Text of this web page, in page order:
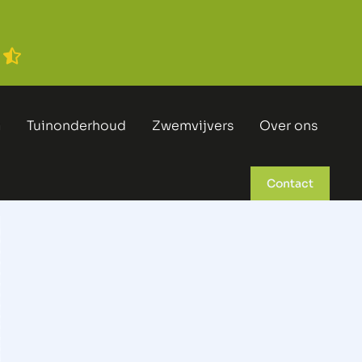
Tuinonderhoud Zwemvijvers Over ons
Contact